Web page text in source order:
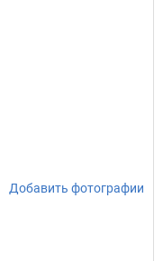
Добавить фотографии